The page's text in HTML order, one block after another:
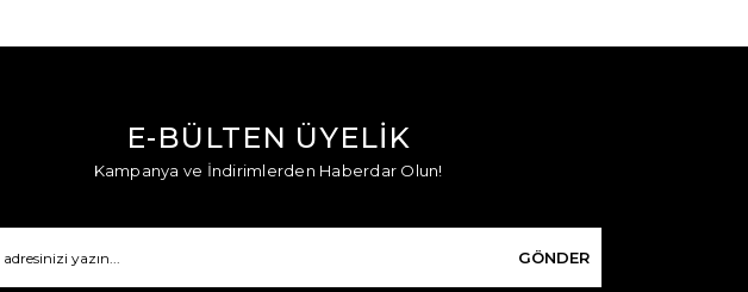
E-BÜLTEN ÜYELİK
Kampanya ve İndirimlerden Haberdar Olun!
GÖNDER